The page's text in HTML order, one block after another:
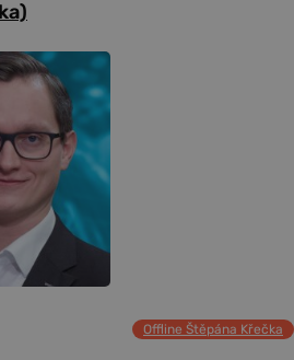
Offline Štěpána Křečka